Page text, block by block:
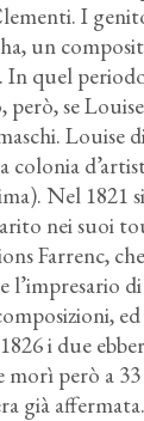
I
un
quel
se
Louise
Nel 1821
nei suoi
Farrenc,
l’impresario
i due
però a
già affermata.